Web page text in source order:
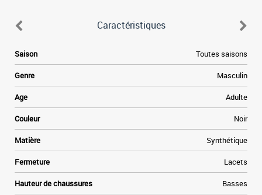
Caractéristiques
Saison Toutes saisons
Genre Masculin
Age Adulte
Couleur Noir
Matière Synthétique
Fermeture Lacets
Hauteur de chaussures Basses